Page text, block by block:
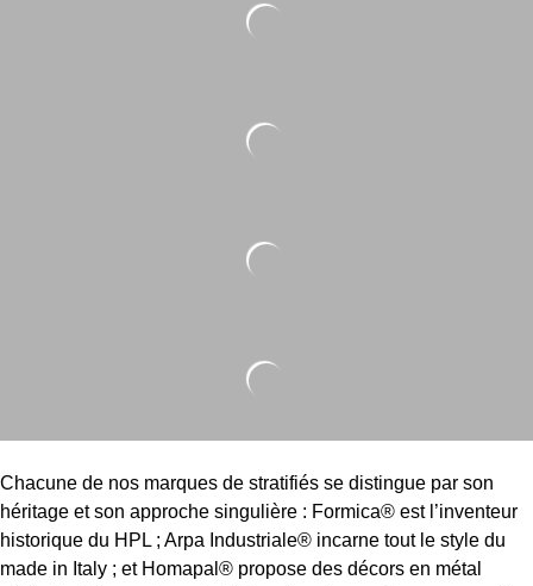
Chacune de nos marques de stratifiés se distingue par son
héritage et son approche singulière : Formica® est l’inventeur
historique du HPL ; Arpa Industriale® incarne tout le style du
made in Italy ; et Homapal® propose des décors en métal